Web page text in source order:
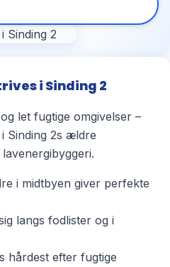
i Sinding 2
let fugtige omgivelser –
Sinding 2s ældre
i midtbyen giver perfekte
langs fodlister og i
hårdest efter fugtige